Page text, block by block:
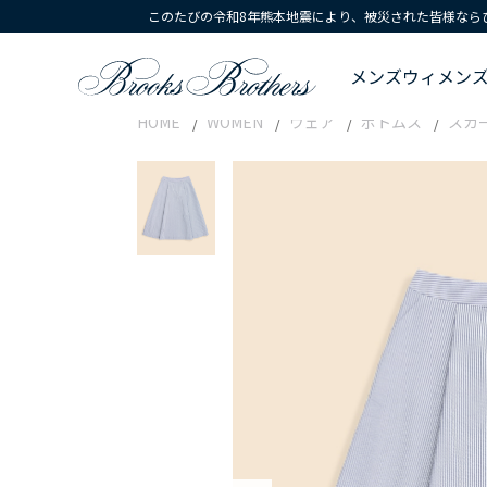
このたびの令和8年熊本地震により、被災された皆様な
メンズウィメン
HOME WOMEN ウェア ボトムス スカ